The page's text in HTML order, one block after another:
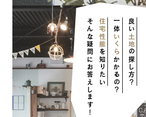
住宅性能
を知りたい
一体
いくら
かかるの？
良い
土地
の探し方？
そんな疑問にお答えします！